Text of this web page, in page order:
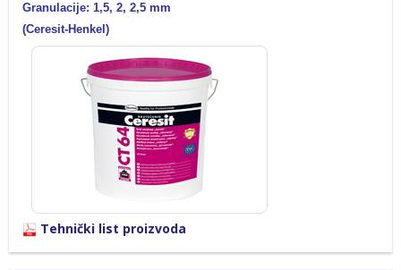
Granulacije: 1,5, 2, 2,5 mm
(Ceresit-Henkel)
Tehnički list proizvoda